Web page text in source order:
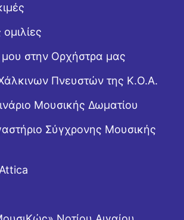
στην Ορχήστρα μας
Πνευστών της Κ.Ο.Α.
Μουσικής Δωματίου
Σύγχρονης Μουσικής